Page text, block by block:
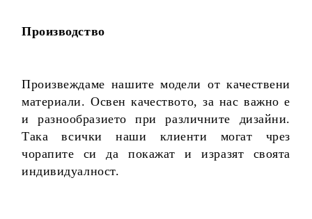
Производство
Произвеждаме нашите модели от качествени
материали. Освен качеството, за нас важно е
и разнообразието при различните дизайни.
Така всички наши клиенти могат чрез
чорапите си да покажат и изразят своята
индивидуалност.